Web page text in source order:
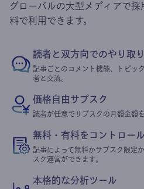
グローバルの大型メディアで
料で利用できます。
読者と双方向でのやり取り
記事ごとのコメント機能、トピッ
者と交流。
価格自由サブスク
読者が任意でサブスクの月額金額
無料・有料をコントロール
記事によって無料かサブスク限定
スク運営ができます。
本格的な分析ツール